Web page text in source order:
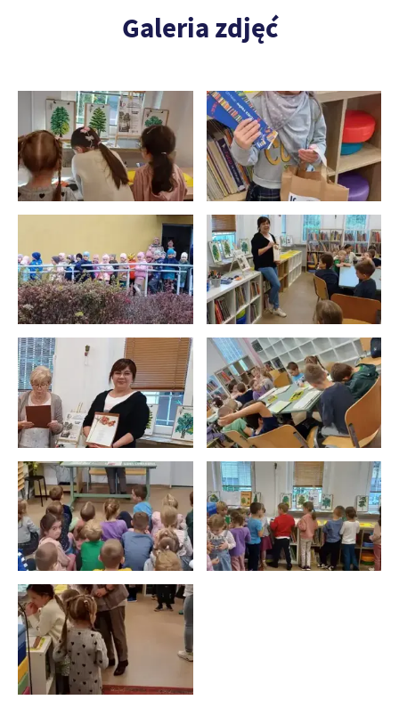
Galeria zdjęć